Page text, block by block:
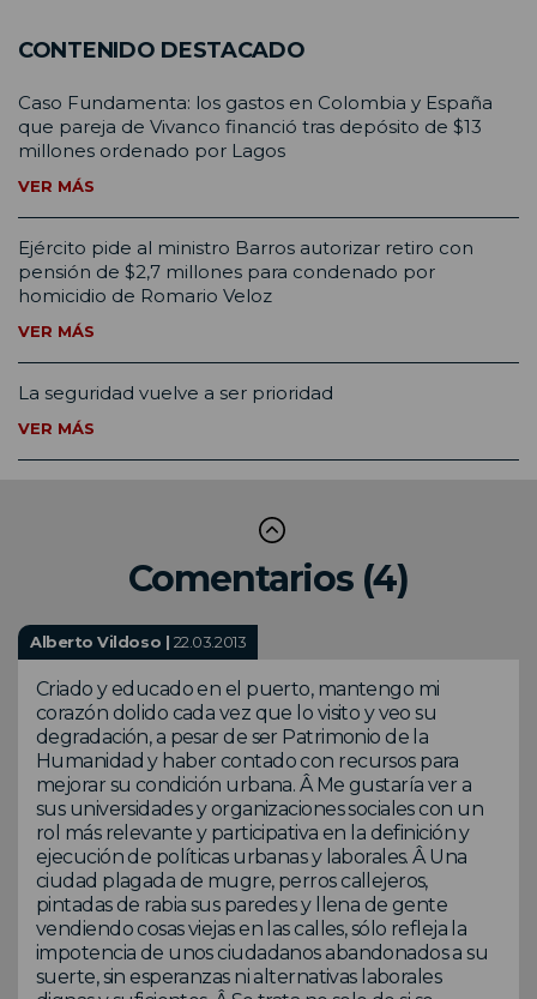
CONTENIDO DESTACADO
Caso Fundamenta: los gastos en Colombia y España
que pareja de Vivanco financió tras depósito de $13
millones ordenado por Lagos
VER MÁS
Ejército pide al ministro Barros autorizar retiro con
pensión de $2,7 millones para condenado por
homicidio de Romario Veloz
VER MÁS
La seguridad vuelve a ser prioridad
VER MÁS
Comentarios (4)
Alberto Vildoso | 22.03.2013
Criado y educado en el puerto, mantengo mi
corazón dolido cada vez que lo visito y veo su
degradación, a pesar de ser Patrimonio de la
Humanidad y haber contado con recursos para
mejorar su condición urbana. Â Me gustaría ver a
sus universidades y organizaciones sociales con un
rol más relevante y participativa en la definición y
ejecución de políticas urbanas y laborales. Â Una
ciudad plagada de mugre, perros callejeros,
pintadas de rabia sus paredes y llena de gente
vendiendo cosas viejas en las calles, sólo refleja la
impotencia de unos ciudadanos abandonados a su
suerte, sin esperanzas ni alternativas laborales